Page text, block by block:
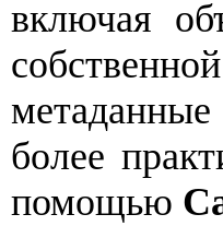
включая
более
помощью